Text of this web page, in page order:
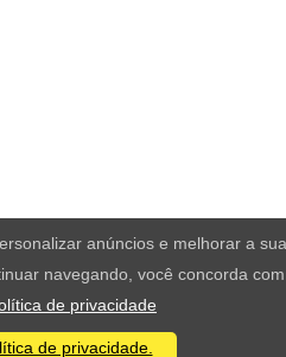
anúncios e melhorar a sua
navegando, você concorda
de privacidade
de privacidade.